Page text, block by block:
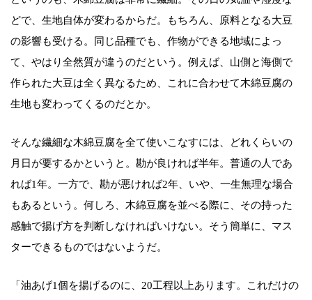
どで、生地自体が変わるからだ。もちろん、原料となる大豆
の影響も受ける。同じ品種でも、作物ができる地域によっ
て、やはり全然質が違うのだという。例えば、山側と海側で
作られた大豆は全く異なるため、これに合わせて木綿豆腐の
生地も変わってくるのだとか。
そんな繊細な木綿豆腐を全て使いこなすには、どれくらいの
月日が要するかというと。勘が良ければ半年。普通の人であ
れば1年。一方で、勘が悪ければ2年、いや、一生無理な場合
もあるという。何しろ、木綿豆腐を並べる際に、その持った
感触で揚げ方を判断しなければいけない。そう簡単に、マス
ターできるものではないようだ。
「油あげ1個を揚げるのに、20工程以上あります。これだけの